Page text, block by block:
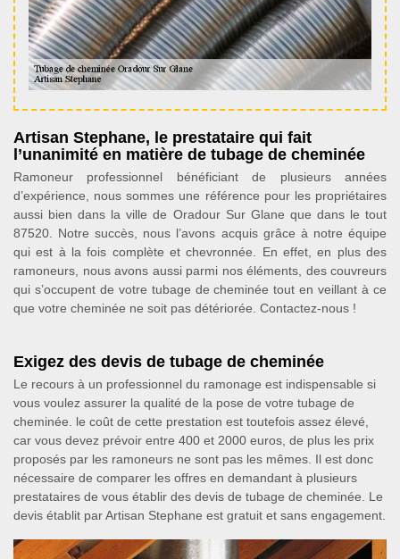
Artisan Stephane, le prestataire qui fait
l’unanimité en matière de tubage de cheminée
Ramoneur professionnel bénéficiant de plusieurs années
d’expérience, nous sommes une référence pour les propriétaires
aussi bien dans la ville de Oradour Sur Glane que dans le tout
87520. Notre succès, nous l’avons acquis grâce à notre équipe
qui est à la fois complète et chevronnée. En effet, en plus des
ramoneurs, nous avons aussi parmi nos éléments, des couvreurs
qui s’occupent de votre tubage de cheminée tout en veillant à ce
que votre cheminée ne soit pas détériorée. Contactez-nous !
Exigez des devis de tubage de cheminée
Le recours à un professionnel du ramonage est indispensable si
vous voulez assurer la qualité de la pose de votre tubage de
cheminée. le coût de cette prestation est toutefois assez élevé,
car vous devez prévoir entre 400 et 2000 euros, de plus les prix
proposés par les ramoneurs ne sont pas les mêmes. Il est donc
nécessaire de comparer les offres en demandant à plusieurs
prestataires de vous établir des devis de tubage de cheminée. Le
devis établit par Artisan Stephane est gratuit et sans engagement.